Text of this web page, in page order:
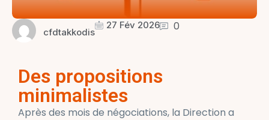
cfdtakkodis
27 Fév 2026 0
Des propositions
minimalistes
Après des mois de négociations, la Direction a